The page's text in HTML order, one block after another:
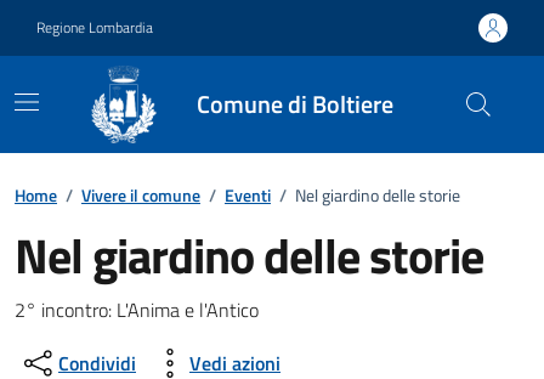
Regione Lombardia
Comune di Boltiere
Home / Vivere il comune / Eventi / Nel giardino delle storie
Nel giardino delle storie
Dettagli della notizia
2° incontro: L'Anima e l'Antico
Condividi
Vedi azioni